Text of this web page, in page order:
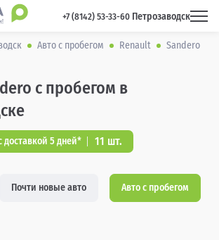
+7 (8142) 53-33-60 Петрозаводск
Авто с пробегом Renault Sandero
с пробегом в
доставкой 5 дней* 11 шт.
Почти новые авто Авто с пробегом